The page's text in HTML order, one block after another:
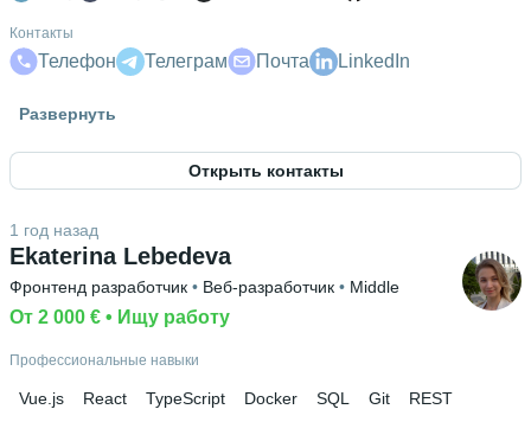
Контакты
Телефон Телеграм Почта LinkedIn
Высшее образование
Институт Информатики и вычислительной техники
(ИИВТ)
• 3 года и 1 месяц
Языковые курсы португальского
Развернуть
Открыть контакты
Ekaterina Lebedeva
1 год назад
Фронтенд разработчик • Веб-разработчик • Middle
От 2 000 € • Ищу работу
Профессиональные навыки
Vue.js React TypeScript Docker SQL Git
REST